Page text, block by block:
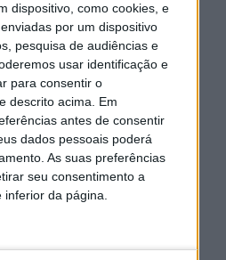
dispositivo, como cookies, e
por um dispositivo
pesquisa de audiências e
usar identificação e
para consentir o
descrito acima. Em
antes de consentir
dados pessoais poderá
As suas preferências
seu consentimento a
inferior da página.